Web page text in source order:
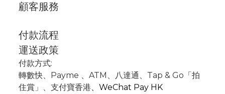
顧客服務
付款流程
運送政策
付款方式:
轉數快、Payme 、 ATM 、
八達通、Tap & Go「拍
住賞」 、支付寶香港、 WeChat Pay HK